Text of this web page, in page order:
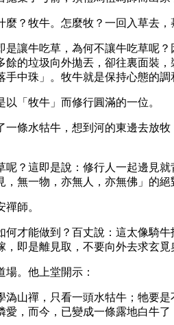
？牧牛。怎麼牧？一回入草去
讓牛吃草，為何不讓牛吃草呢
的垃圾向外拋丟，卻往裏面裝
中珠」。牧牛就是保持心態的
「牧牛」而修行圓滿的一位。
條水牯牛，想到河的東邊去放
呢？這即是說：修行人一起邊
無一物，亦無人，亦無佛」的
師。
才能做到？百丈說：這太像騎
即是離見取，不要向外去求玄
。他上堂開示：
溈山禪，只看一頭水牯牛；牠
，而今，已變成一條露地白牛了